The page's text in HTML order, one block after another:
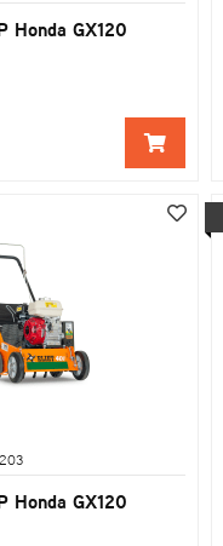
Honda GX120
Honda GX120